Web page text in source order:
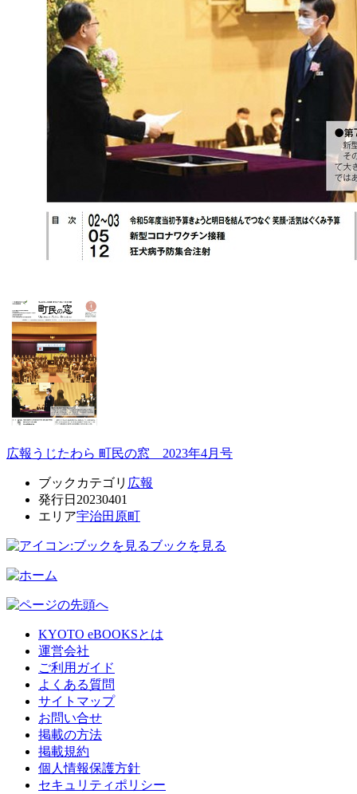
広報うじたわら 町民の窓 2023年4月号
ブックカテゴリ 広報
発行日 20230401
エリア宇治田原町
ブックを見る
KYOTO eBOOKSとは
運営会社
ご利用ガイド
よくある質問
サイトマップ
お問い合せ
掲載の方法
掲載規約
個人情報保護方針
セキュリティポリシー